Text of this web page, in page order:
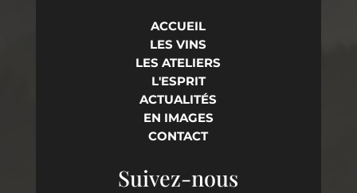
ACCUEIL
LES VINS
LES ATELIERS
L'ESPRIT
ACTUALITÉS
EN IMAGES
CONTACT
Suivez-nous